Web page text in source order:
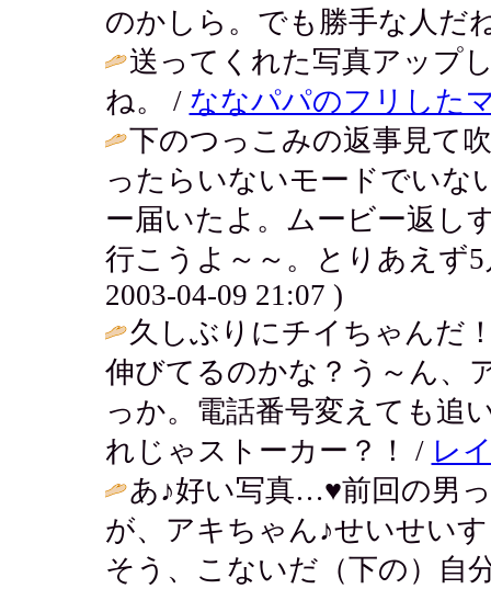
のかしら。でも勝手な人だ
送ってくれた写真アップ
ね。 / ななパパのフリした
下のつっこみの返事見て
ったらいないモードでいな
ー届いたよ。ムービー返し
行こうよ～～。とりあえず
2003-04-09 21:07 )
久しぶりにチイちゃんだ
伸びてるのかな？う～ん、
っか。電話番号変えても追
れじゃストーカー？！ / レ
あ♪好い写真…♥前回の男
が、アキちゃん♪せいせい
そう、こないだ（下の）自